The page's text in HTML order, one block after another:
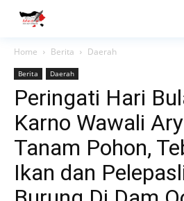
Home Berita Daerah
Berita Daerah
Peringati Hari
Karno Wawali
Tanam Pohon,
Ikan dan